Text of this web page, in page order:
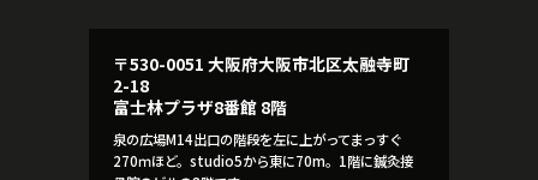
〒530-0051 大阪府大阪市北区太融寺町
2-18
富士林プラザ8番館 8階
泉の広場M14出口の階段を左に上がってまっすぐ
270ｍほど。studio5から東に70m。1階に鍼灸接